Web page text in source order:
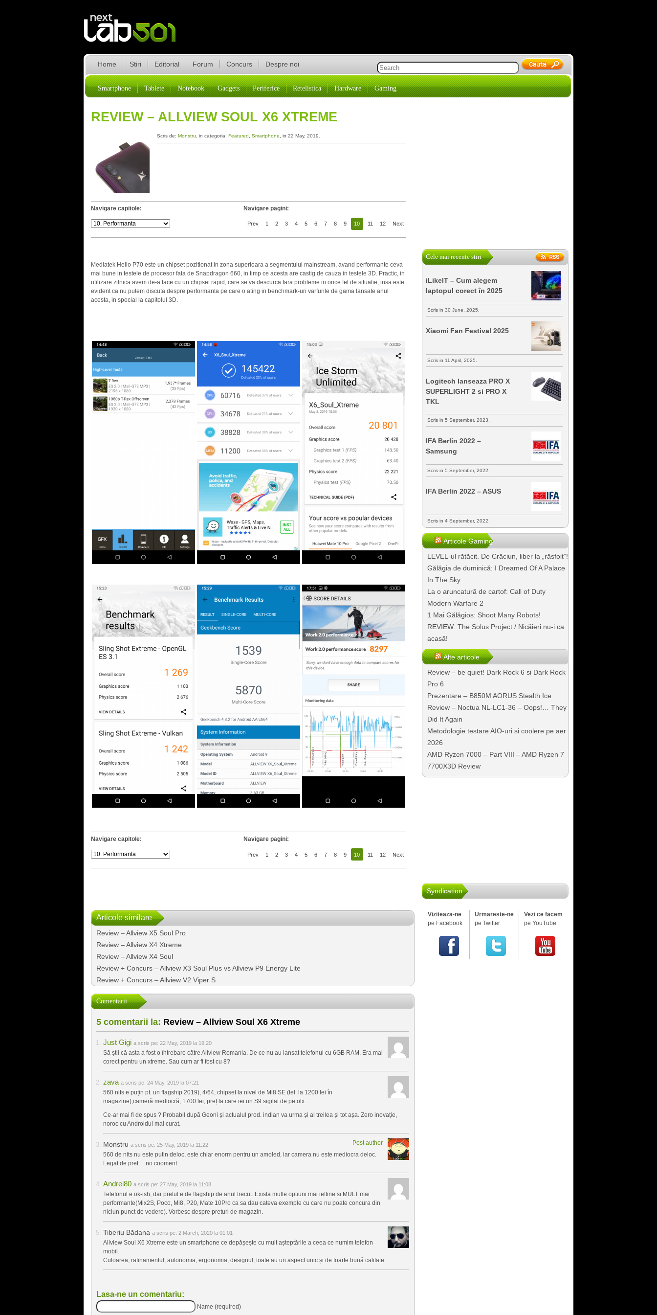
Home Stiri Editorial Forum Concurs Despre noi
Smartphone Tablete Notebook Gadgets Periferice Retelistica Hardware Gaming
REVIEW – ALLVIEW SOUL X6 XTREME
Scris de: Monstru , in categoria: Featured Smartphone , in 22 May, 2019.
Navigare capitole: Navigare pagini:
Prev 1 2 3 4 5 6 7 8 9 10 11 12 Next
Mediatek Helio P70 este un chipset pozitionat in zona superioara a segmentului mainstream, avand performante ceva
mai bune in testele de procesor fata de Snapdragon 660, in timp ce acesta are castig de cauza in testele 3D. Practic, in
utilizare zilnica avem de-a face cu un chipset rapid, care se va descurca fara probleme in orice fel de situatie, insa este
evident ca nu putem discuta despre performanta pe care o ating in benchmark-uri varfurile de gama lansate anul
acesta, in special la capitolul 3D.
Navigare capitole: Navigare pagini:
Prev 1 2 3 4 5 6 7 8 9 10 11 12 Next
Articole similare
Review – Allview X5 Soul Pro
Review – Allview X4 Xtreme
Review – Allview X4 Soul
Review + Concurs – Allview X3 Soul Plus vs Allview P9 Energy Lite
Review + Concurs – Allview V2 Viper S
Comentarii
5 comentarii la: Review – Allview Soul X6 Xtreme
Just Gigi a scris pe: 22 May, 2019 la 19:20
Să știi că asta a fost o întrebare către Allview Romania. De ce nu au lansat telefonul cu 6GB RAM. Era mai
corect pentru un xtreme. Sau cum ar fi fost cu 8?
zava a scris pe: 24 May, 2019 la 07:21
560 nits e puțin pt. un flagship 2019), 4/64, chipset la nivel de Mi8 SE (tel. la 1200 lei în
magazine),cameră mediocră, 1700 lei, preț la care iei un S9 sigilat de pe olx.
Ce-ar mai fi de spus ? Probabil după Geoni și actualul prod. indian va urma și al treilea și tot așa. Zero inovație,
noroc cu Androidul mai curat.
Monstru Post author
a scris pe: 25 May, 2019 la 11:22
560 de nits nu este putin deloc, este chiar enorm pentru un amoled, iar camera nu este mediocra deloc.
Legat de pret… no cooment.
Andrei80 a scris pe: 27 May, 2019 la 11:08
Telefonul e ok-ish, dar pretul e de flagship de anul trecut. Exista multe optiuni mai ieftine si MULT mai
performante(Mix2S, Poco, Mi8, P20, Mate 10Pro ca sa dau cateva exemple cu care nu poate concura din
niciun punct de vedere). Vorbesc despre preturi de magazin.
Tiberiu Bădana a scris pe: 2 March, 2020 la 01:01
Allview Soul X6 Xtreme este un smartphone ce depășește cu mult așteptările a ceea ce numim telefon
mobil.
Culoarea, rafinamentul, autonomia, ergonomia, designul, toate au un aspect unic și de foarte bună calitate.
Lasa-ne un comentariu:
Name (required)
Cele mai recente stiri
iLikeIT – Cum alegem
laptopul corect în 2025
Scris in 30 June, 2025.
Xiaomi Fan Festival 2025
Scris in 11 April, 2025.
Logitech lanseaza PRO X
SUPERLIGHT 2 si PRO X
TKL
Scris in 5 September, 2023.
IFA Berlin 2022 –
Samsung
Scris in 5 September, 2022.
IFA Berlin 2022 – ASUS
Scris in 4 September, 2022.
Articole Gaming
LEVEL-ul rătăcit. De Crăciun, liber la „răsfoit”!
Gălăgia de duminică: I Dreamed Of A Palace
In The Sky
La o aruncatură de cartof: Call of Duty
Modern Warfare 2
1 Mai Gălăgios: Shoot Many Robots!
REVIEW: The Solus Project / Nicăieri nu-i ca
acasă!
Alte articole
Review – be quiet! Dark Rock 6 si Dark Rock
Pro 6
Prezentare – B850M AORUS Stealth Ice
Review – Noctua NL-LC1-36 – Oops!… They
Did It Again
Metodologie testare AIO-uri si coolere pe aer
2026
AMD Ryzen 7000 – Part VIII – AMD Ryzen 7
7700X3D Review
Syndication
Viziteaza-ne
pe Facebook
Urmareste-ne
pe Twitter
Vezi ce facem
pe YouTube